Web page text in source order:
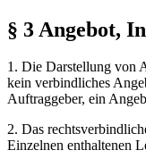
§ 3 Angebot,
1. Die Darstellung von
kein verbindliches
Auftraggeber, ein
2. Das
Einzelnen enthaltenen